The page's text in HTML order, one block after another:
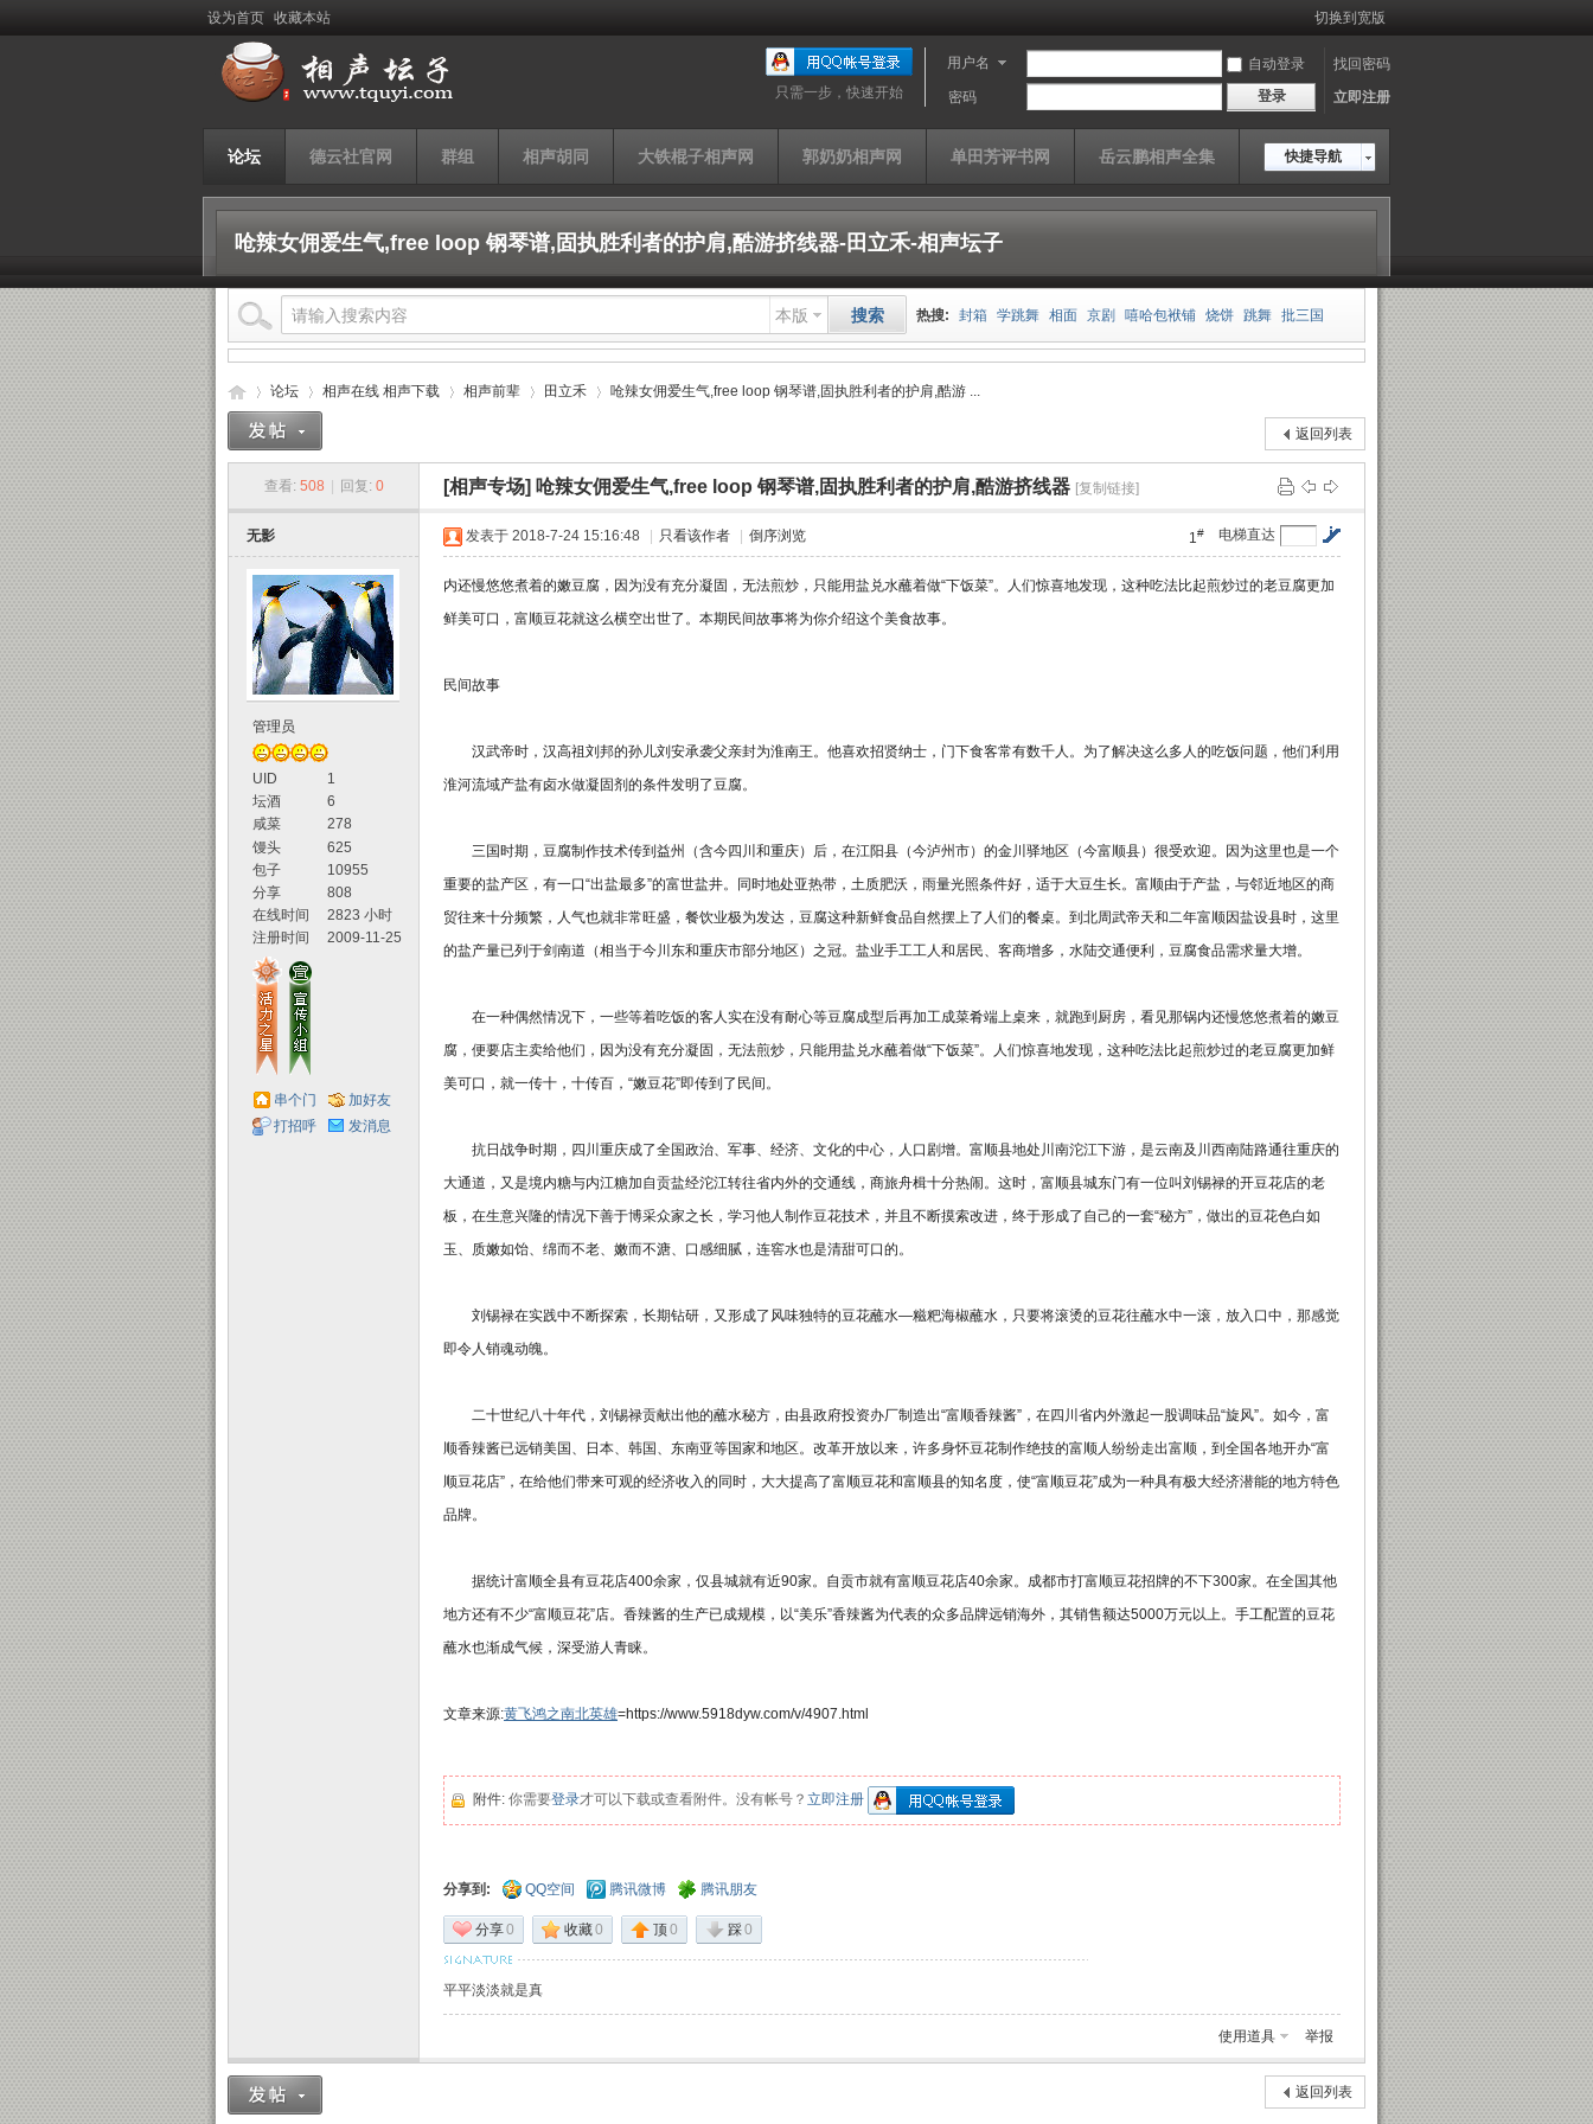
设为首页 收藏本站 切换到宽版
用户名 自动登录
找回密码
密码
登录 立即注册
只需一步，快速开始
快捷导航
论坛 德云社官网 群组 相声胡同 大铁棍子相声网 郭奶奶相声网 单田芳评书网 岳云鹏相声全集
呛辣女佣爱生气,free loop 钢琴谱,固执胜利者的护肩,酷游挤线器-田立禾-相声坛子
本版 搜索 热搜: 封箱 学跳舞 相面 京剧 嘻哈包袱铺 烧饼 跳舞 批三国
山西家信 同仁堂 快板 郭德纲 王玥波 雍正剑侠图 皮凤山发财
论坛
›
相声在线 相声下载 相声前辈
›
田立禾
›
呛辣女佣爱生气,free loop 钢琴谱,固执胜利者的护肩,酷游 ...
返回列表
查看: 508 回复: 0 [相声专场] 呛辣女佣爱生气,free loop 钢琴谱,固执胜利者的护肩,酷游挤线器 [复制链接]
无影
管理员
UID
1
坛酒
6
咸菜
278
馒头
625
包子
10955
分享
808
在线时间
2823 小时
注册时间
2009-11-25
串个门
加好友
打招呼
发消息
电梯直达
1#
发表于 2018-7-24 15:16:48 只看该作者 倒序浏览
内还慢悠悠煮着的嫩豆腐，因为没有充分凝固，无法煎炒，只能用盐兑水蘸着做“下饭菜”。人们惊喜地发现，这种吃法比起煎炒过的老豆腐更加
鲜美可口，富顺豆花就这么横空出世了。本期民间故事将为你介绍这个美食故事。
民间故事
汉武帝时，汉高祖刘邦的孙儿刘安承袭父亲封为淮南王。他喜欢招贤纳士，门下食客常有数千人。为了解决这么多人的吃饭问题，他们利用
淮河流域产盐有卤水做凝固剂的条件发明了豆腐。
三国时期，豆腐制作技术传到益州（含今四川和重庆）后，在江阳县（今泸州市）的金川驿地区（今富顺县）很受欢迎。因为这里也是一个
重要的盐产区，有一口“出盐最多”的富世盐井。同时地处亚热带，土质肥沃，雨量光照条件好，适于大豆生长。富顺由于产盐，与邻近地区的商
贸往来十分频繁，人气也就非常旺盛，餐饮业极为发达，豆腐这种新鲜食品自然摆上了人们的餐桌。到北周武帝天和二年富顺因盐设县时，这里
的盐产量已列于剑南道（相当于今川东和重庆市部分地区）之冠。盐业手工工人和居民、客商增多，水陆交通便利，豆腐食品需求量大增。
在一种偶然情况下，一些等着吃饭的客人实在没有耐心等豆腐成型后再加工成菜肴端上桌来，就跑到厨房，看见那锅内还慢悠悠煮着的嫩豆
腐，便要店主卖给他们，因为没有充分凝固，无法煎炒，只能用盐兑水蘸着做“下饭菜”。人们惊喜地发现，这种吃法比起煎炒过的老豆腐更加鲜
美可口，就一传十，十传百，“嫩豆花”即传到了民间。
抗日战争时期，四川重庆成了全国政治、军事、经济、文化的中心，人口剧增。富顺县地处川南沱江下游，是云南及川西南陆路通往重庆的
大通道，又是境内糖与内江糖加自贡盐经沱江转往省内外的交通线，商旅舟楫十分热闹。这时，富顺县城东门有一位叫刘锡禄的开豆花店的老
板，在生意兴隆的情况下善于博采众家之长，学习他人制作豆花技术，并且不断摸索改进，终于形成了自己的一套“秘方”，做出的豆花色白如
玉、质嫩如饴、绵而不老、嫩而不溏、口感细腻，连窖水也是清甜可口的。
刘锡禄在实践中不断探索，长期钻研，又形成了风味独特的豆花蘸水—糍粑海椒蘸水，只要将滚烫的豆花往蘸水中一滚，放入口中，那感觉
即令人销魂动魄。
二十世纪八十年代，刘锡禄贡献出他的蘸水秘方，由县政府投资办厂制造出“富顺香辣酱”，在四川省内外激起一股调味品“旋风”。如今，富
顺香辣酱已远销美国、日本、韩国、东南亚等国家和地区。改革开放以来，许多身怀豆花制作绝技的富顺人纷纷走出富顺，到全国各地开办“富
顺豆花店”，在给他们带来可观的经济收入的同时，大大提高了富顺豆花和富顺县的知名度，使“富顺豆花”成为一种具有极大经济潜能的地方特色
品牌。
据统计富顺全县有豆花店400余家，仅县城就有近90家。自贡市就有富顺豆花店40余家。成都市打富顺豆花招牌的不下300家。在全国其他
地方还有不少“富顺豆花”店。香辣酱的生产已成规模，以“美乐”香辣酱为代表的众多品牌远销海外，其销售额达5000万元以上。手工配置的豆花
蘸水也渐成气候，深受游人青睐。
文章来源:黄飞鸿之南北英雄=https://www.5918dyw.com/v/4907.html
附件: 你需要登录才可以下载或查看附件。没有帐号？ 立即注册
分享到: QQ空间 腾讯微博 腾讯朋友
分享0 收藏0 顶0 踩0
平平淡淡就是真
使用道具 举报
返回列表